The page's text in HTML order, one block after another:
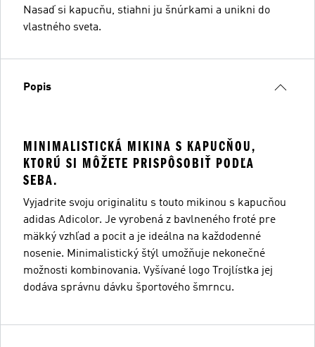
Nasaď si kapucňu, stiahni ju šnúrkami a unikni do
vlastného sveta.
Popis
MINIMALISTICKÁ MIKINA S KAPUCŇOU,
KTORÚ SI MÔŽETE PRISPÔSOBIŤ PODĽA
SEBA.
Vyjadrite svoju originalitu s touto mikinou s kapucňou
adidas Adicolor. Je vyrobená z bavlneného froté pre
mäkký vzhľad a pocit a je ideálna na každodenné
nosenie. Minimalistický štýl umožňuje nekonečné
možnosti kombinovania. Vyšívané logo Trojlístka jej
dodáva správnu dávku športového šmrncu.